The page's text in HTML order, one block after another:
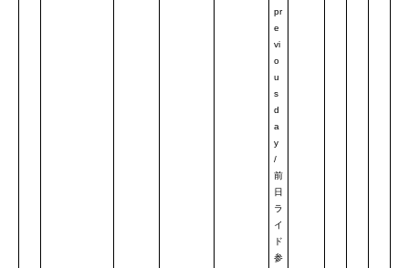
pr
e
vi
o
u
s
d
a
y
/
前
日
ラ
イ
ド
参